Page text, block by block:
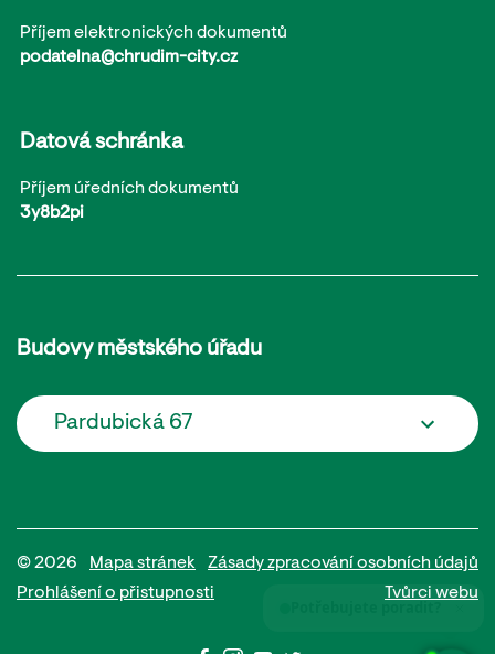
Příjem elektronických dokumentů
podatelna@chrudim-city.cz
Datová schránka
Příjem úředních dokumentů
3y8b2pi
Budovy městského úřadu
Pardubická 67
© 2026 Mapa stránek
Zásady zpracování osobních údajů
Prohlášení o přistupnosti
Tvůrci webu
Potřebujete poradit?